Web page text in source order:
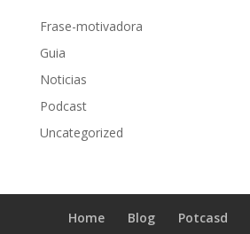
Frase-motivadora
Guia
Noticias
Podcast
Uncategorized
Home Blog Potcasd